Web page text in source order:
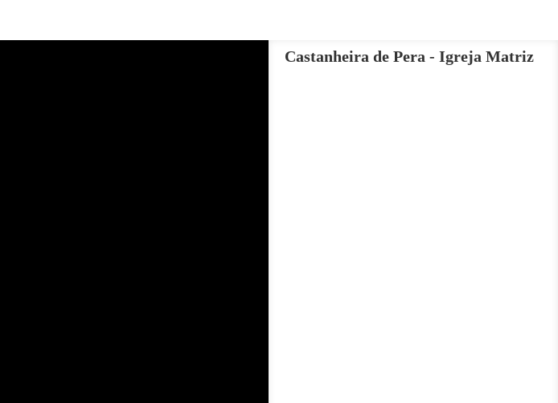
Castanheira de Pera - Igreja Matriz